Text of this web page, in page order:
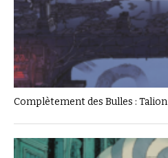
Complètement des Bulles : Talion